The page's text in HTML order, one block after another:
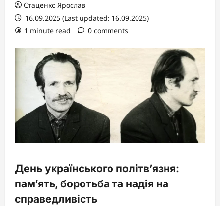
Стаценко Ярослав
16.09.2025 (Last updated: 16.09.2025)
1 minute read
0 comments
День українського політв’язня:
пам’ять, боротьба та надія на
справедливість